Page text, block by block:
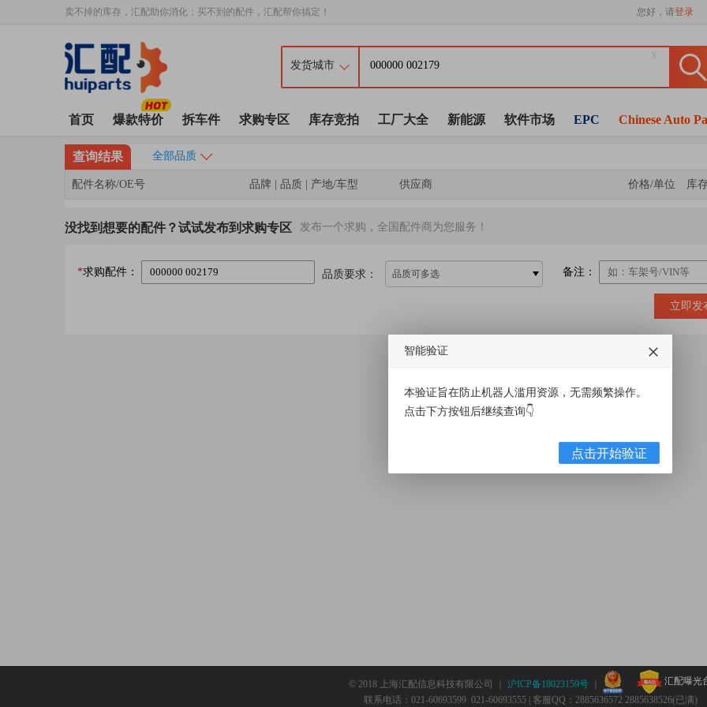
卖不掉的库存，汇配助你消化；买不到的配件，汇配帮你搞定！ 您好，请登录
首页 爆款特价 拆车件 求购专区 库存竞拍 工厂大全 新能源 软件市场 EPC Chinese Auto
查询结果 全部品质
配件名称/OE号 品牌 | 品质 | 产地/车型 供应商 价格/单位 库
没找到想要的配件？试试发布到求购专区 发布一个求购，全国配件商为您服务！
*求购配件： 品质要求： 品质可多选 备注：
立即发
© 2018 上海汇配信息科技有限公司 ｜ 沪ICP备18023159号
汇配曝光
联系电话：021-60693599 021-60693555 | 客服QQ：2885636572 2885638526(已满)
智能验证
本验证旨在防止机器人滥用资源，无需频繁操作。
点击下方按钮后继续查询👇
点击开始验证